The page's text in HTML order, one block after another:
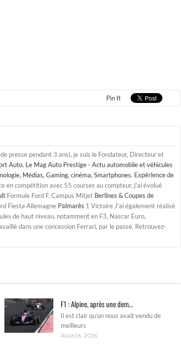
Pin It
presse pendant 3 ans), je suis le Fondateur, Directeur et
Auto, Le Mag Auto Prestige - Actu automobile et véhicules
Médias, Gaming, cinéma, Smartphones. Expérience de
en compétition avec 55 courses au compteur, j'ai évolué
Formule Ford F. Campus Mitjet Berlines & Coupes de
Fiesta Allemagne Palmarès 1 Victoire J'ai également réalisé
de haut niveau, notamment en F3, Nascar Euro,
dans une concession Ferrari, par le passé. Retrouvez-
F1 : Alpine, après une dem...
Il est clair qu’on nous avait vendu de
meilleurs
Août 06, 2026